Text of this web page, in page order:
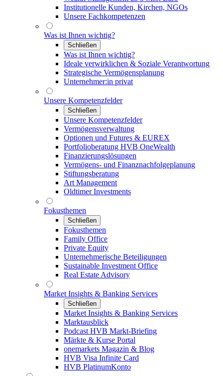
Institutionelle Kunden, Kirchen, NGOs
Unsere Fachkompetenzen
Was ist Ihnen wichtig?
Schließen
Was ist Ihnen wichtig?
Ideale verwirklichen & Soziale Verantwortung
Strategische Vermögensplanung
Unternehmer:in privat
Unsere Kompetenzfelder
Schließen
Unsere Kompetenzfelder
Vermögensverwaltung
Optionen und Futures & EUREX
Portfolioberatung HVB OneWealth
Finanzierungslösungen
Vermögens- und Finanznachfolgeplanung
Stiftungsberatung
Art Management
Oldtimer Investments
Fokusthemen
Schließen
Fokusthemen
Family Office
Private Equity
Unternehmerische Beteiligungen
Sustainable Investment Office
Real Estate Advisory
Market Insights & Banking Services
Schließen
Market Insights & Banking Services
Marktausblick
Podcast HVB Markt-Briefing
Märkte & Kurse Portal
onemarkets Magazin & Blog
HVB Visa Infinite Card
HVB PlatinumKonto